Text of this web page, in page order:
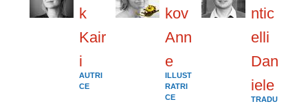
k
Kair
i
AUTRI
CE
kov
Ann
e
ILLUST
RATRI
CE
ntic
elli
Dan
iele
TRADU